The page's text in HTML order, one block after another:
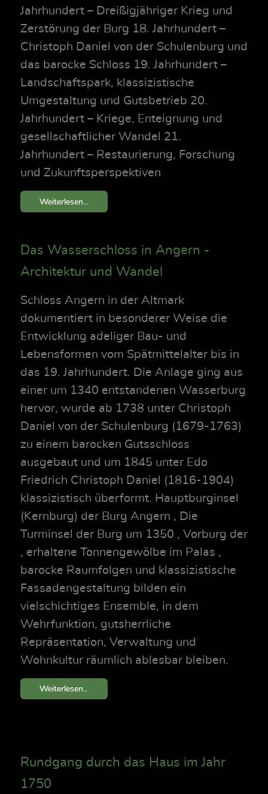
Jahrhundert – Dreißigjähriger Krieg und
Zerstörung der Burg 18. Jahrhundert –
Christoph Daniel von der Schulenburg und
das barocke Schloss 19. Jahrhundert –
Landschaftspark, klassizistische
Umgestaltung und Gutsbetrieb 20.
Jahrhundert – Kriege, Enteignung und
gesellschaftlicher Wandel 21.
Jahrhundert – Restaurierung, Forschung
und Zukunftsperspektiven
Weiterlesen...
Das Wasserschloss in Angern -
Architektur und Wandel
Schloss Angern in der Altmark
dokumentiert in besonderer Weise die
Entwicklung adeliger Bau- und
Lebensformen vom Spätmittelalter bis in
das 19. Jahrhundert. Die Anlage ging aus
einer um 1340 entstandenen Wasserburg
hervor, wurde ab 1738 unter Christoph
Daniel von der Schulenburg (1679-1763)
zu einem barocken Gutsschloss
ausgebaut und um 1845 unter Edo
Friedrich Christoph Daniel (1816-1904)
klassizistisch überformt. Hauptburginsel
(Kernburg) der Burg Angern , Die
Turminsel der Burg um 1350 , Vorburg der
, erhaltene Tonnengewölbe im Palas ,
barocke Raumfolgen und klassizistische
Fassadengestaltung bilden ein
vielschichtiges Ensemble, in dem
Wehrfunktion, gutsherrliche
Repräsentation, Verwaltung und
Wohnkultur räumlich ablesbar bleiben.
Weiterlesen...
Rundgang durch das Haus im Jahr
1750